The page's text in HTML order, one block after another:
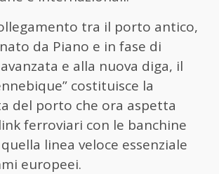
tra il porto antico,
da Piano e in fase di
e alla nuova diga, il
costituisce la
del porto che ora aspetta
ferroviari con le banchine
linea veloce essenziale
europeei.